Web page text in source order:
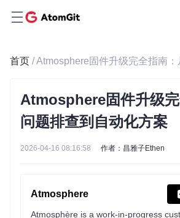
首页
Atmosphere固件升级
问题排查到自动化方案
2026-04-16 08:16:58 作者：昌雅子Ethen
Atmosphere